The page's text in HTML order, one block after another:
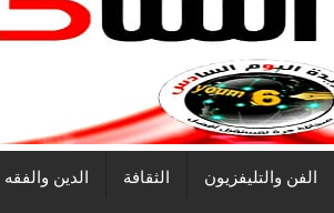
الفن والتليفزيون الثقافة الدين والفقه